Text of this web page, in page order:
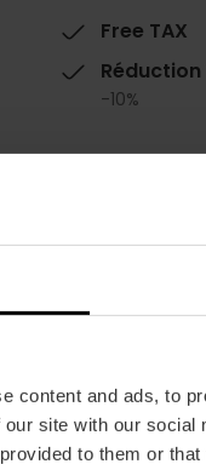
content and ads, to
site with our
to them or
Free TAX
-10%
L3, L5,L7, L9